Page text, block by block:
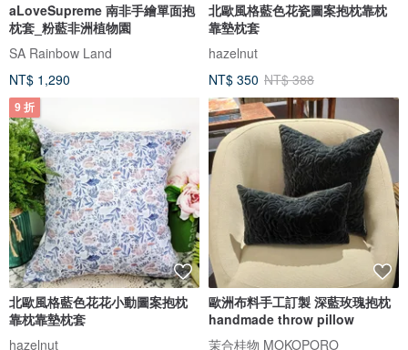
aLoveSupreme 南非手繪單面抱
枕套_粉藍非洲植物園
SA Rainbow Land
NT$ 1,290
北歐風格藍色花瓷圖案抱枕靠枕
靠墊枕套
hazelnut
NT$ 350 NT$ 388
9 折
北歐風格藍色花花小動圖案抱枕
靠枕靠墊枕套
hazelnut
歐洲布料手工訂製 深藍玫瑰抱枕
handmade throw pillow
茉合桂物 MOKOPORO